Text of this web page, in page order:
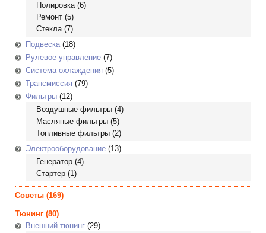
Полировка(6)
Ремонт (5)
Стекла(7)
Подвеска(18)
Рулевое управление (7)
Система охлаждения (5)
Трансмиссия (79)
Фильтры (12)
Воздушные фильтры (4)
Масляные фильтры (5)
Топливные фильтры (2)
Электрооборудование (13)
Генератор (4)
Стартер (1)
Советы (169)
Тюнинг (80)
Внешний тюнинг (29)